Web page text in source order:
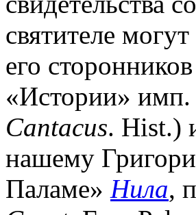
святителе
его
«Истории» имп.
Cantacus. Hist.)
нашему
Паламе» Нила,